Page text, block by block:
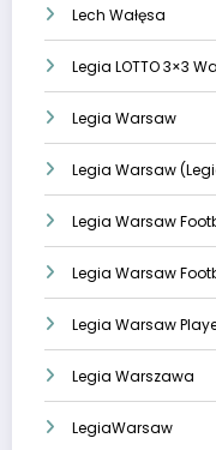
Lech Wałęsa
Legia LOTTO 3×3
Legia Warsaw
Legia Warsaw
Legia Warsaw
Legia Warsaw
Legia Warsaw
Legia Warszawa
LegiaWarsaw